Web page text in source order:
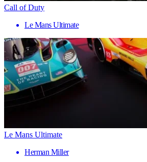
Call of Duty
Le Mans Ultimate
Le Mans Ultimate
Herman Miller